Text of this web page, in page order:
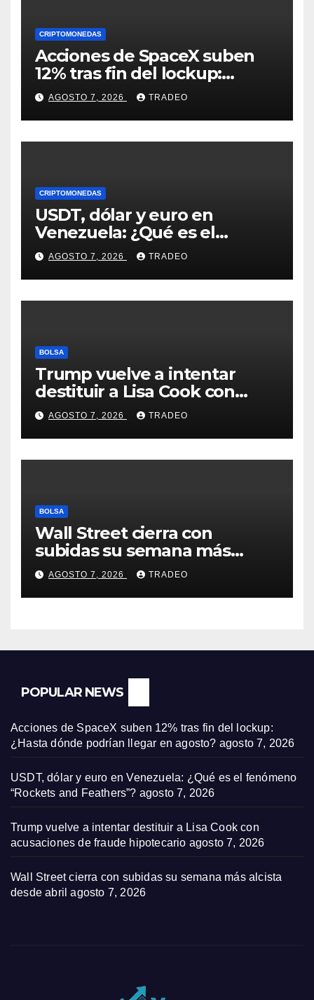
CRIPTOMONEDAS
Acciones de SpaceX suben
12% tras fin del lockup:
¿Hasta dónde podrían llegar
en agosto?
AGOSTO 7, 2026 TRADEO
CRIPTOMONEDAS
USDT, dólar y euro en
Venezuela: ¿Qué es el
fenómeno “Rockets and
Feathers”?
AGOSTO 7, 2026 TRADEO
BOLSA
Trump vuelve a intentar
destituir a Lisa Cook con
acusaciones de fraude
hipotecario
AGOSTO 7, 2026 TRADEO
BOLSA
Wall Street cierra con
subidas su semana más
alcista desde abril
AGOSTO 7, 2026 TRADEO
POPULAR NEWS
Acciones de SpaceX suben 12% tras fin del lockup:
¿Hasta dónde podrían llegar en agosto? agosto 7, 2026
USDT, dólar y euro en Venezuela: ¿Qué es el fenómeno
“Rockets and Feathers”? agosto 7, 2026
Trump vuelve a intentar destituir a Lisa Cook con
acusaciones de fraude hipotecario agosto 7, 2026
Wall Street cierra con subidas su semana más alcista
desde abril agosto 7, 2026